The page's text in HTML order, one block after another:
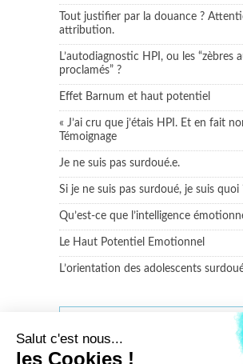
Tout justifier par la douance ?
attribution.
L’autodiagnostic HPI, ou les “zèbres
proclamés” ?
Effet Barnum et haut potentiel
« J’ai cru que j’étais HPI. Et en fait
Témoignage
Je ne suis pas surdoué.e.
Si je ne suis pas surdoué, je suis quoi
Qu’est-ce que l’intelligence
Le Haut Potentiel Emotionnel
L’orientation des adolescents
SUIVRE RAYURES ET
Salut c'est nous...
les Cookies !